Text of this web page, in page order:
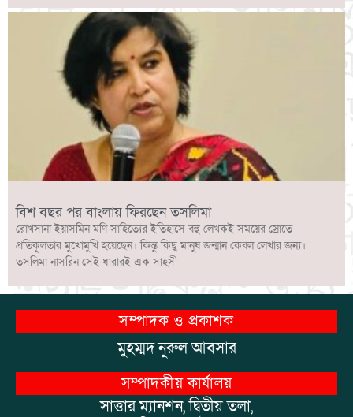
বিশ বছর পর বাংলায় ফিরছেন তসলিমা
রোখসানা ইয়াসমিন মণি সাহিত্যের ইতিহাসে বহু লেখকই সময়ের স্রোতে
প্রতিকূলতার মুখোমুখি হয়েছেন। কিন্তু কিছু মানুষ জন্মান কেবল লেখার জন্য।
তসলিমা নাসরিন সেই ধারারই এক সাহসী
সম্পাদক ও প্রকাশক
মুহম্মদ নুরুল আবসার
সম্পাদকীয় কার্যালয়
সাত্তার ম্যানশন, দ্বিতীয় তলা,